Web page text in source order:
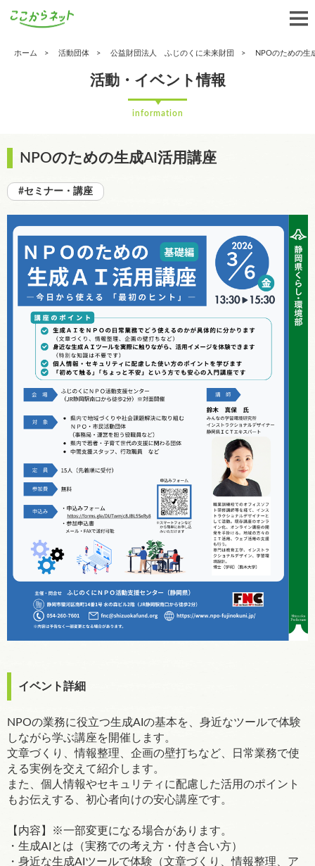
ホーム 活動団体 公益財団法人 ふじのくに未来財団 NPOのための生
活動・イベント情報
information
NPOのための生成AI活用講座
#セミナー・講座
イベント詳細
NPOの業務に役立つ生成AIの基本を、身近なツールで体験
しながら学ぶ講座を開催します。
文章づくり、情報整理、企画の壁打ちなど、日常業務で使
える実例を交えて紹介します。
また、個人情報やセキュリティに配慮した活用のポイント
もお伝えする、初心者向けの安心講座です。
【内容】※一部変更になる場合があります。
・生成AIとは（実務での考え方・付き合い方）
・身近な生成AIツールで体験（文章づくり、情報整理、ア